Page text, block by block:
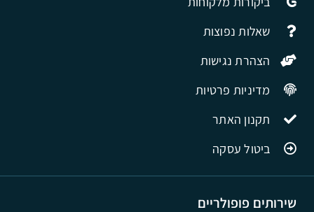
שירותים פופולריים
שאלות נפוצות
הצהרת נגישות
מדיניות פרטיות
תקנון האתר
ביטול עסקה